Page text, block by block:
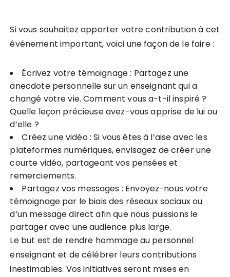
Si vous souhaitez apporter votre contribution à cet
événement important, voici une façon de le faire :
Écrivez votre témoignage : Partagez une
anecdote personnelle sur un enseignant qui a
changé votre vie. Comment vous a-t-il inspiré ?
Quelle leçon précieuse avez-vous apprise de lui ou
d’elle ?
Créez une vidéo : Si vous êtes à l’aise avec les
plateformes numériques, envisagez de créer une
courte vidéo, partageant vos pensées et
remerciements.
Partagez vos messages : Envoyez-nous votre
témoignage par le biais des réseaux sociaux ou
d’un message direct afin que nous puissions le
partager avec une audience plus large.
Le but est de rendre hommage au personnel
enseignant et de célébrer leurs contributions
inestimables. Vos initiatives seront mises en